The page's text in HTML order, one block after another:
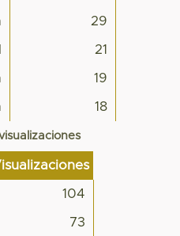
29
21
19
18
104
73